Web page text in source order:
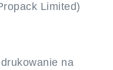
Limited)
na